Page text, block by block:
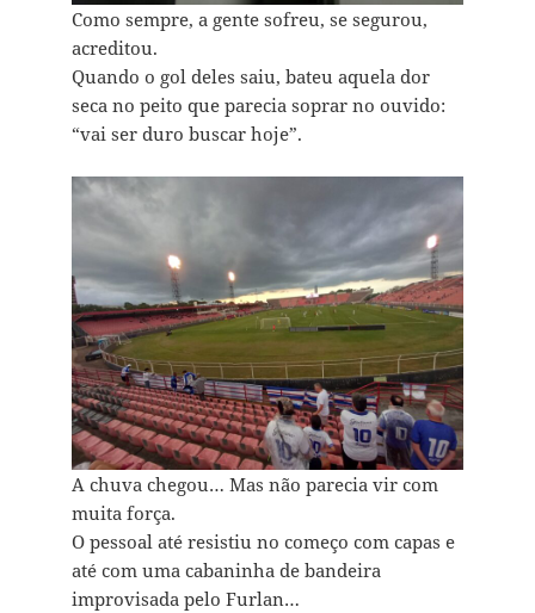
Como sempre, a gente sofreu, se segurou,
acreditou.
Quando o gol deles saiu, bateu aquela dor
seca no peito que parecia soprar no ouvido:
“vai ser duro buscar hoje”.
A chuva chegou… Mas não parecia vir com
muita força.
O pessoal até resistiu no começo com capas e
até com uma cabaninha de bandeira
improvisada pelo Furlan…